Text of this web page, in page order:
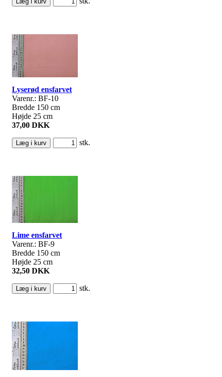
Lyserød ensfarvet
Varenr.: BF-10
Bredde 150 cm
Højde 25 cm
37,00 DKK
stk.
Lime ensfarvet
Varenr.: BF-9
Bredde 150 cm
Højde 25 cm
32,50 DKK
stk.